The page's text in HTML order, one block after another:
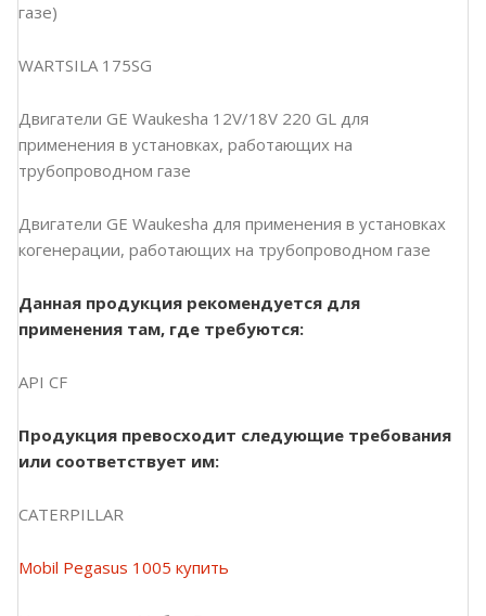
газе)
WARTSILA 175SG
Двигатели GE Waukesha 12V/18V 220 GL для
применения в установках, работающих на
трубопроводном газе
Двигатели GE Waukesha для применения в установках
когенерации, работающих на трубопроводном газе
Данная продукция рекомендуется для
применения там, где требуются:
API CF
Продукция превосходит следующие требования
или соответствует им:
CATERPILLAR
Mobil Pegasus 1005 купить